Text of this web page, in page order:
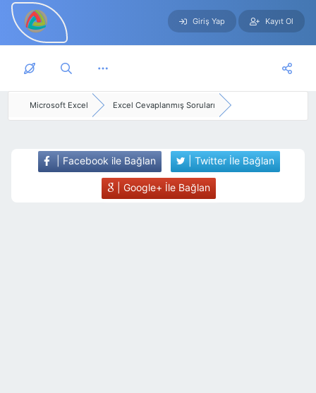
Skip to main content
Giriş Yap Kayıt Ol
Microsoft Excel Excel Cevaplanmış Soruları
| Facebook ile Bağlan | Twitter İle Bağlan
| Google+ İle Bağlan